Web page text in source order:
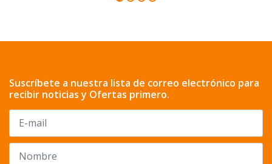
Suscríbete a nuestra lista de correo electrónico para
recibir noticias y Ofertas primero.